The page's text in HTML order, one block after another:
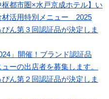
枢都市圏×水戸京成ホテル】い
活用特別メニュー 2025
ん第３回認証品が決定しま
」開催！ブランド認証品
ーの出店者を募集します。
ん第２回認証品が決定しま